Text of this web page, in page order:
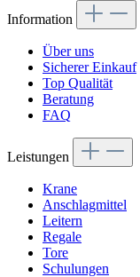
Information
Über uns
Sicherer Einkauf
Top Qualität
Beratung
FAQ
Leistungen
Krane
Anschlagmittel
Leitern
Regale
Tore
Schulungen